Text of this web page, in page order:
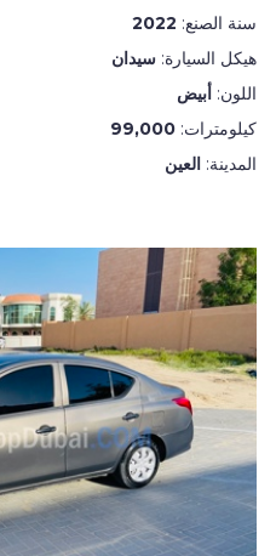
سنة الصنع: 2022
هيكل السيارة: سيدان
اللون: أبيض
كيلومترات: 99,000
المدينة: العين